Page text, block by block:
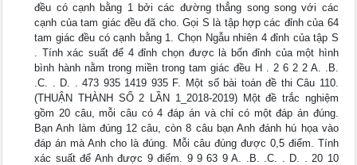
đều có cạnh bằng 1 bởi các đường thẳng song song với các
cạnh của tam giác đều đã cho. Gọi S là tập hợp các đỉnh của 64
tam giác đều có cạnh bằng 1. Chọn Ngẫu nhiên 4 đỉnh của tập S
. Tính xác suất để 4 đỉnh chọn được là bốn đỉnh của một hình
bình hành nằm trong miền trong tam giác đều H . 2 6 2 2 A. .B.
.C. . D. . 473 935 1419 935 F. Một số bài toán đề thi Câu 110.
(THUẬN THÀNH SỐ 2 LẦN 1_2018-2019) Một đề trắc nghiệm
gồm 20 câu, mỗi câu có 4 đáp án và chỉ có một đáp án đúng.
Bạn Anh làm đúng 12 câu, còn 8 câu bạn Anh đánh hú họa vào
đáp án mà Anh cho là đúng. Mỗi câu đúng được 0,5 điểm. Tính
xác suất để Anh được 9 điểm. 9 9 63 9 A. .B. .C. . D. . 20 10